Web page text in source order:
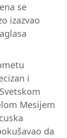
se
izazvao
i
Mesijem
da